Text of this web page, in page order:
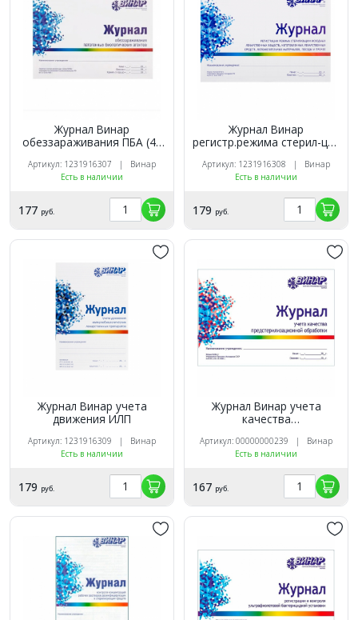
Журнал Винар
обеззараживания ПБА (44
Артикул: 1231916307 | Винар
Есть в наличии
177 руб.
Журнал Винар
регистр.режима стерил-ции
Артикул: 1231916308 | Винар
Есть в наличии
179 руб.
Журнал Винар учета
движения ИЛП
Артикул: 1231916309 | Винар
Есть в наличии
179 руб.
Журнал Винар учета
качества
обработки (ф366|у)
Артикул: 00000000239 | Винар
Есть в наличии
167 руб.